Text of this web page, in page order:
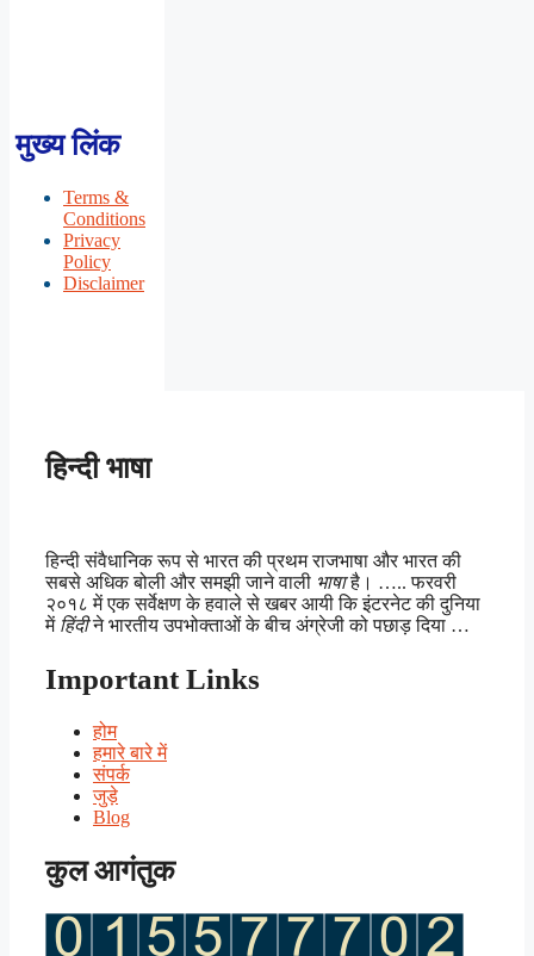
मुख्य लिंक
Terms &
Conditions
Privacy
Policy
Disclaimer
हिन्दी भाषा
हिन्दी संवैधानिक रूप से भारत की प्रथम राजभाषा और भारत की
सबसे अधिक बोली और समझी जाने वाली भाषाहै। ….. फरवरी
२०१८ में एक सर्वेक्षण के हवाले से खबर आयी कि इंटरनेट की दुनिया
में हिंदीने भारतीय उपभोक्ताओं के बीच अंग्रेजी को पछाड़ दिया …
Important Links
होम
हमारे बारे में
संपर्क
जुड़े
Blog
कुल आगंतुक